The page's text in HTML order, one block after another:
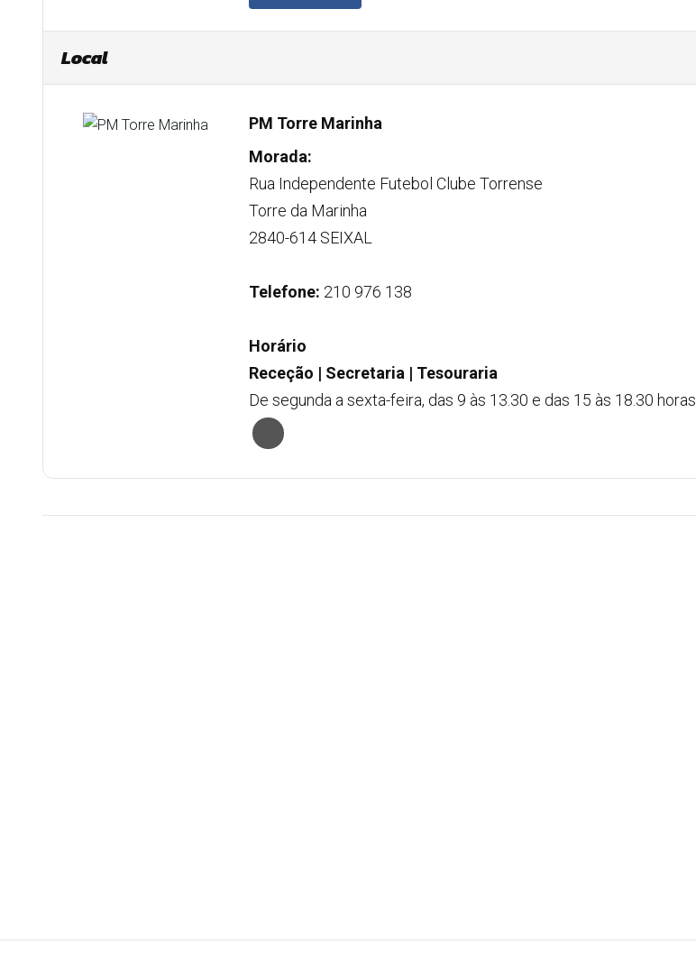
Local
PM Torre Marinha
Morada:
Rua Independente Futebol Clube Torrense
Torre da Marinha
2840-614 SEIXAL
Telefone: 210 976 138
Horário
Receção | Secretaria | Tesouraria
De segunda a sexta-feira, das 9 às 13.30 e das 15 às 18.30 horas.